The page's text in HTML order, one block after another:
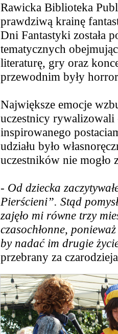
Rawicka Biblioteka
prawdziwą krainę
Dni Fantastyki została
tematycznych
literaturę, gry oraz
przewodnim były
Największeemocje
uczestnicy rywalizowali
inspirowanego
udziału było
uczestników nie mogło
- Od dziecka
Pierścieni”. Stąd
zajęło mi równe trzy
czasochłonne,
by nadać im drugie
przebrany za